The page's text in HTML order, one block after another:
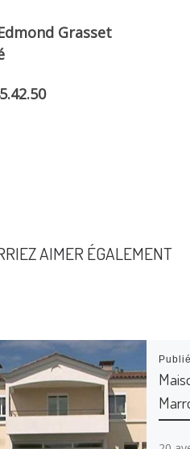
Grasset
AIMER ÉGALEMENT
Publié